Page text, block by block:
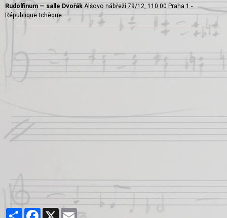
Rudolfinum — salle Dvořák Alšovo nábřeží 79/12, 110 00 Praha 1 -
République tchèque
PartagerFacebook Email